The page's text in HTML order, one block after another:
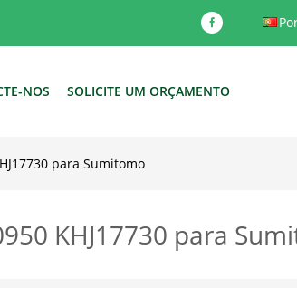
NOS SOLICITE UM ORÇAMENTO
para Sumitomo
KHJ17730 para